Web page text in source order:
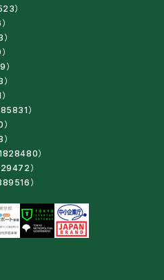
）
）
）
1729472）
）